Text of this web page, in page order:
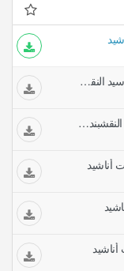
ابتهال سيدي يا رسول الله النقشبندي كاملا سيد النقشبندي ابتهالات أناشيد
ابتهال الله مولانا بنت وهب انجبت ولدا سيد النقشبندي ابتهالات أناشيد
أناشيد
أناشيد